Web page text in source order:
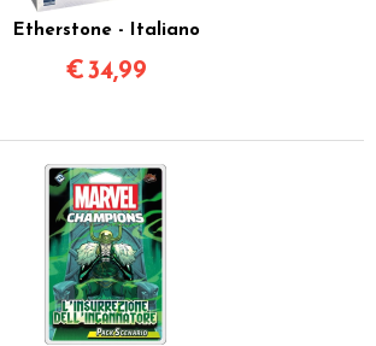
Etherstone - Italiano
€34,99